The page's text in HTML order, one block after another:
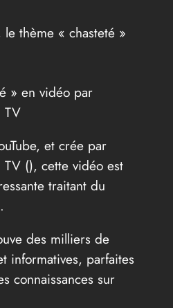
le thème « chasteté »
» en vidéo par
TV
et crée par
TV (), cette vidéo est
traitant du
des milliers de
informatives, parfaites
connaissances sur